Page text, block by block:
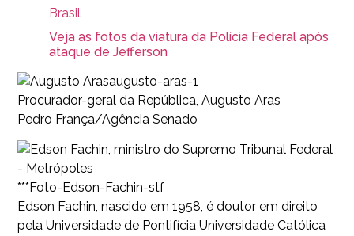
Brasil
Veja as fotos da viatura da Polícia Federal após
ataque de Jefferson
augusto-aras-1
Procurador-geral da República, Augusto Aras
Pedro França/Agência Senado
***Foto-Edson-Fachin-stf
Edson Fachin, nascido em 1958, é doutor em direito
pela Universidade de Pontifícia Universidade Católica